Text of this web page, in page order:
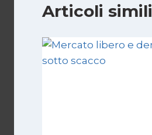
Articoli simili